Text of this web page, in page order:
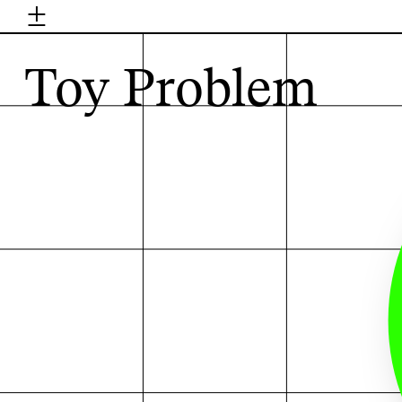
±
Toy Problem
H